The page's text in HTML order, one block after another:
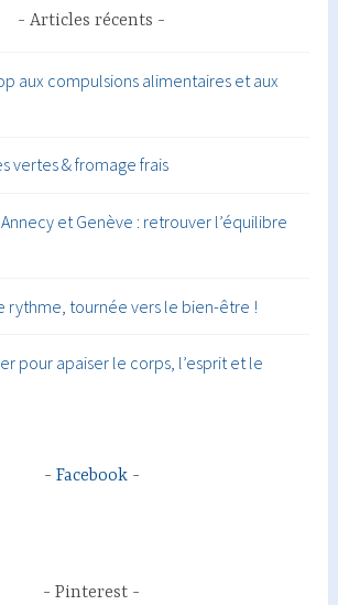
Articles récents
aux compulsions alimentaires et aux
vertes & fromage frais
et Genève : retrouver l’équilibre
rythme, tournée vers le bien-être !
pour apaiser le corps, l’esprit et le
Facebook
Pinterest